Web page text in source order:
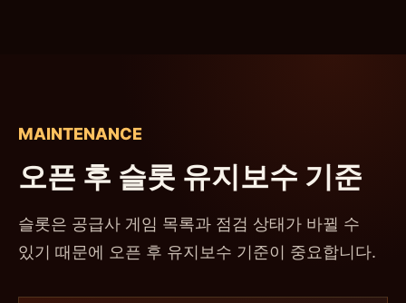
MAINTENANCE
오픈 후 슬롯 유지보수 기준
슬롯은 공급사 게임 목록과 점검 상태가 바뀔 수
있기 때문에 오픈 후 유지보수 기준이 중요합니다.